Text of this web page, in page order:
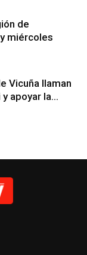
de
miércoles
Vicuña llaman
apoyar la...